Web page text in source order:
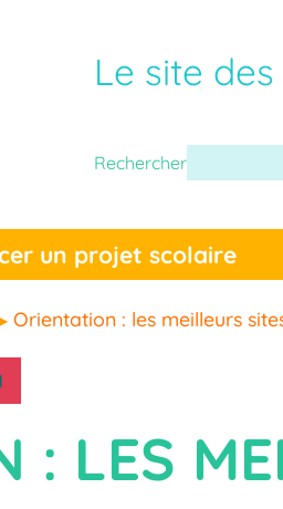
Le site
Rechercher
un projet scolaire
Orientation : les meilleurs
: LES